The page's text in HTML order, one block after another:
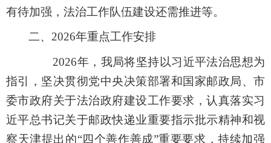
有待加强，法治工作队伍建设还需推进等。
二、2026年重点工作安排
2026年，我局将坚持以习近平法治思想为
指引， 坚决贯彻党中央决策部署和国家邮政局、市
委市政府关于法治政府建设工作要求，认真落实习
近平总书记关于邮政快递业重要指示批示精神和视
察天津提出的“四个善作善成”重要要求，持续加强